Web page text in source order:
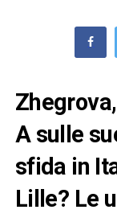
A sulle
sfida in
Lille? Le